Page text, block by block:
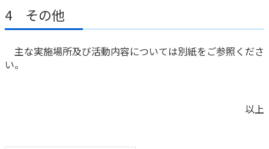
ご契約のしおり・約款（Web約款）
お問い合わせ
すこやか健康ラボ
かんぽ生命のサステナビリティ
4 その他
主な実施場所及び活動内容については別紙をご参照くださ
い。
以上